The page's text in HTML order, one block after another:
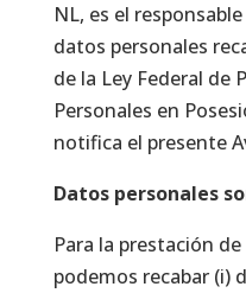
NL, es el
datos personales
de la Ley Federal de
Personales en
notifica el presente
Datos personales
Para la prestación
podemos recabar (i)